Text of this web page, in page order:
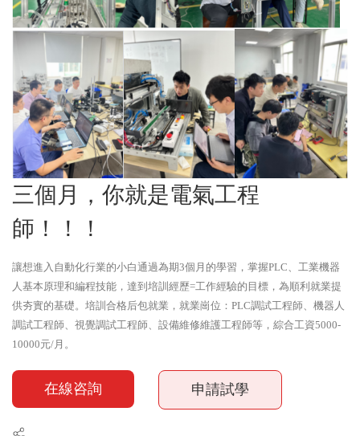
三個月，你就是電氣工程
師！！！
讓想進入自動化行業的小白通過為期3個月的學習，掌握PLC、工業機器
人基本原理和編程技能，達到培訓經歷=工作經驗的目標，為順利就業提
供夯實的基礎。培訓合格后包就業，就業崗位：PLC調試工程師、機器人
調試工程師、視覺調試工程師、設備維修維護工程師等，綜合工資5000-
10000元/月。
在線咨詢 申請試學